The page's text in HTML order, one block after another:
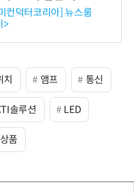
컨덕터코리아] 뉴스룸
>
앰프 통신
솔루션 LED
품